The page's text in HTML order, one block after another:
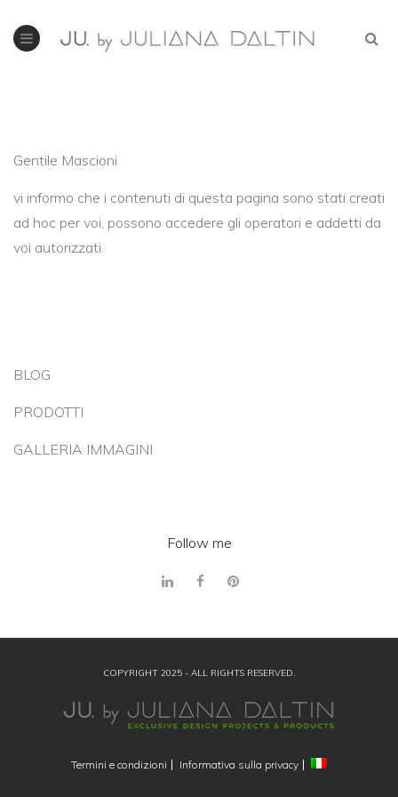
Gentile Mascioni
vi informo che i contenuti di questa pagina sono stati creati
ad hoc per voi, possono accedere gli operatori e addetti da
voi autorizzati.
BLOG
PRODOTTI
GALLERIA IMMAGINI
Follow me
COPYRIGHT 2025 - ALL RIGHTS RESERVED.
Termini e condizioni Informativa sulla privacy